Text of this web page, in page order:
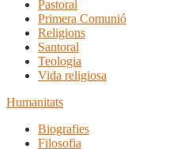
Pastoral
Primera Comunió
Religions
Santoral
Teologia
Vida religiosa
Humanitats
Biografies
Filosofia